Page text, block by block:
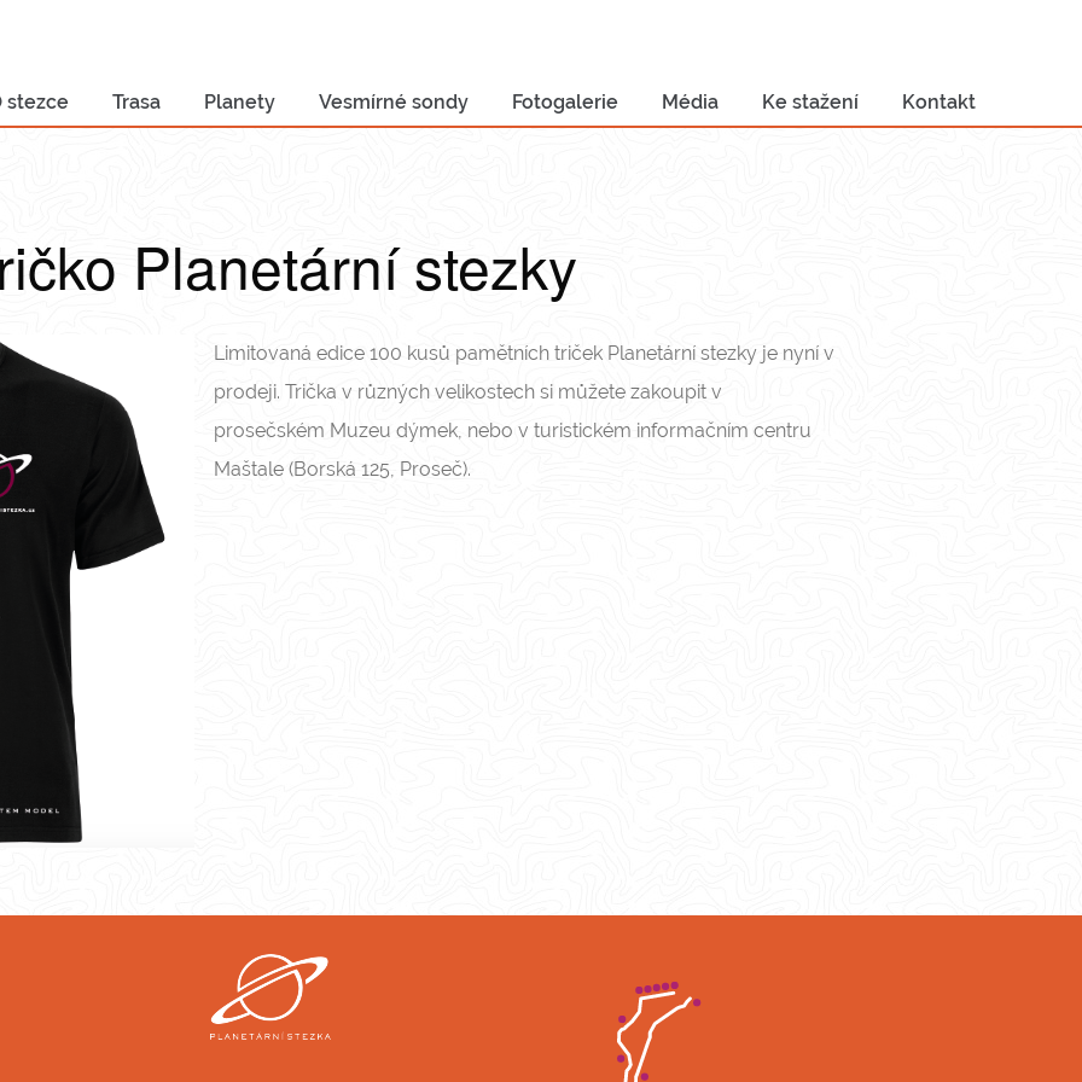
stezce Trasa Planety Vesmírné sondy Fotogalerie Média Ke stažení Kontakt
Planetární stezky
Limitovaná edice 100 kusů pamětních triček Planetární stezky je nyní v
prodeji. Trička v různých velikostech si můžete zakoupit v
prosečském Muzeu dýmek, nebo v turistickém informačním centru
Maštale (Borská 125, Proseč).